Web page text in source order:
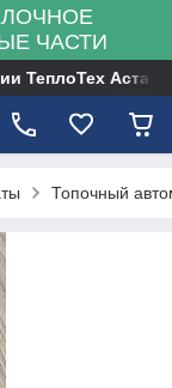
ЧАСТИ
ТеплоТех Астана
Топочный